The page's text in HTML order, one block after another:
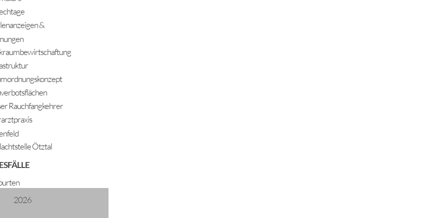
&
Rauchfangkehrer
Ötztal
2026